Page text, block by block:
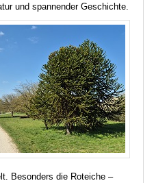
und spannender Geschichte.
Besonders die Roteiche –